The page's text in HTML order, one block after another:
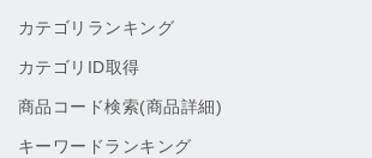
カテゴリランキング
カテゴリID取得
商品コード検索(商品詳細)
キーワードランキング